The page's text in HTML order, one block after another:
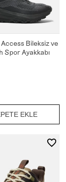
Bileksiz ve
Spor Ayakkabı
EKLE